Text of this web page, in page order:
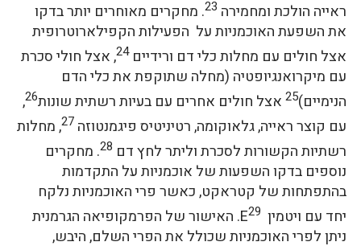
ראייה הולכת ומחמירה 23. מחקרים מאוחרים יותר בדקו
את השפעת האוכמניות על הפעילות הקפילארוטרופית
אצל חולים עם מחלות כלי דם ורידיים24, אצל חולי סכרת
עם מיקרואנגיופטיה (מחלה שתוקפת את כלי הדם
הנימיים)25 אצל חולים אחרים עם בעיות רשתית שונות26
,
עם קוצר ראייה, גלאוקומה, רטיניטיס פיגמנטוזה 27, מחלות
רשתיות הקשורות לסכרת וליתר לחץ דם 28. מחקרים
נוספים בדקו השפעות של אוכמניות על התקדמות
בהתפתחות של קטראקט, כאשר פרי האוכמניות נלקח
יחד עם ויטמין E 29 . האישור של הפרמקופיאה הגרמנית
ניתן לפרי האוכמניות שכולל את הפרי השלם, היבש,